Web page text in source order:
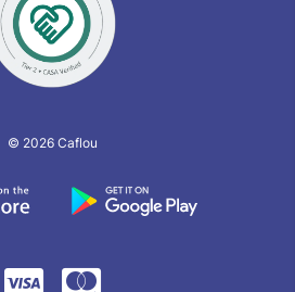
© 2026 Caflou